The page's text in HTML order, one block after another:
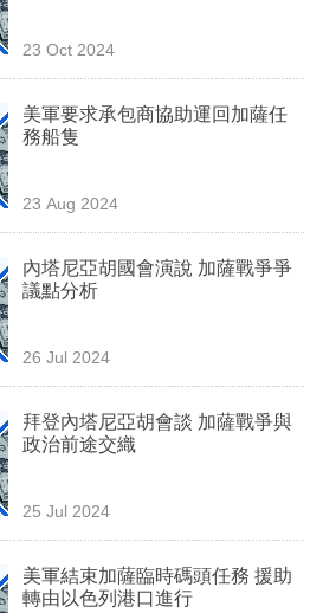
23 Oct 2024
美軍要求承包商協助運回加薩任
務船隻
23 Aug 2024
內塔尼亞胡國會演說 加薩戰爭爭
議點分析
26 Jul 2024
拜登內塔尼亞胡會談 加薩戰爭與
政治前途交織
25 Jul 2024
美軍結束加薩臨時碼頭任務 援助
轉由以色列港口進行